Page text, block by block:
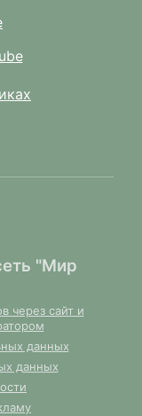
"Мир
через сайт и
данных
данных